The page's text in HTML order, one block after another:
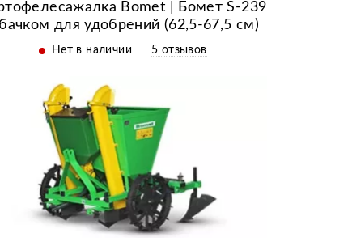
Bomet | Бомет S-239
для удобрений (62,5-67,5 см)
Нет в наличии 5 отзывов